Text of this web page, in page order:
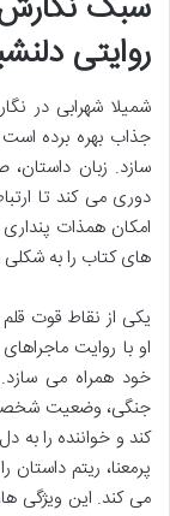
روایتی
شمیلا شهرابی در
جذاب بهره برده
سازد. زبان
دوری می کند تا
امکان همذات
های کتاب را به شکلی
یکی از نقاط قوت
او با روایت
خود همراه می
جنگی، وضعیت
کند و خواننده را به
پرمعنا، ریتم
می کند. این ویژگی